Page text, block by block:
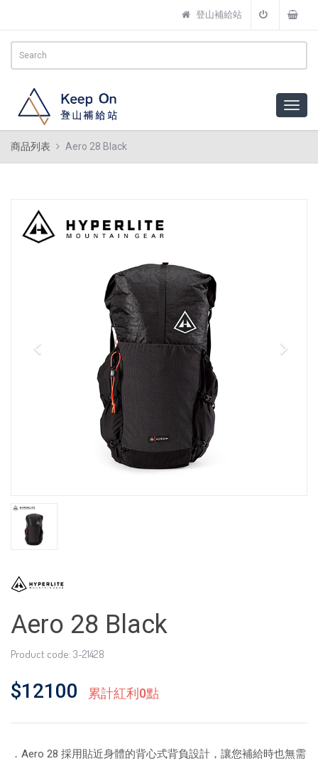
登山補給站
商品列表 Aero 28 Black
Aero 28 Black
Product code: 3-21428
$12100 累計紅利0點
．Aero 28 採用貼近身體的背心式背負設計，讓您補給時也無需